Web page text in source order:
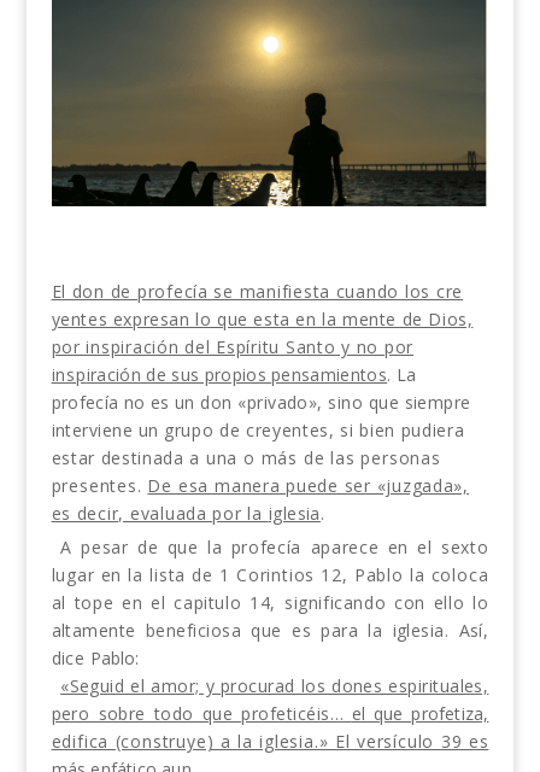
El don de profecía se manifiesta cuando los cre­
yentes expresan lo que esta en la mente de Dios,
por inspiración del Espíritu Santo y no por
inspiración de sus propios pensamientos. La
profecía no es un don «privado», sino que siempre
interviene un grupo de creyentes, si bien pudiera
estar destinada a una o más de las personas
presentes. De esa ma­nera puede ser «juzgada»,
es decir, evaluada por la iglesia.
A pesar de que la profecía aparece en el sexto
lugar en la lista de 1 Corintios 12, Pablo la coloca
al tope en el capitulo 14, significando con ello lo
altamente beneficiosa que es para la iglesia. Así,
dice Pablo:
«Seguid el amor; y procurad los dones espirituales,
pero sobre todo que profeticéis… el que profetiza,
edifica (construye) a la iglesia.» El versículo 39 es